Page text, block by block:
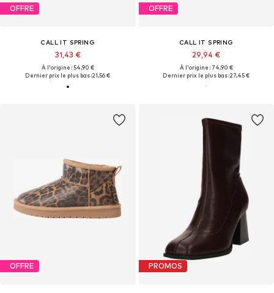
OFFRE
CALL IT SPRING
31,43 €
À l'origine : 54,90 €
Dernier prix le plus bas :21,56 €
OFFRE
CALL IT SPRING
29,94 €
À l'origine : 74,90 €
Dernier prix le plus bas :27,45 €
OFFRE PROMOS